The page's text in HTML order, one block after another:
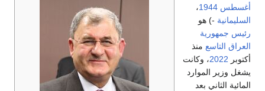
أغسطس 1944،
السليمانية -) هو
رئيس جمهورية
العراق التاسع منذ
أكتوبر 2022، وكانت
يشغل وزير الموارد
المائية الثاني بعد